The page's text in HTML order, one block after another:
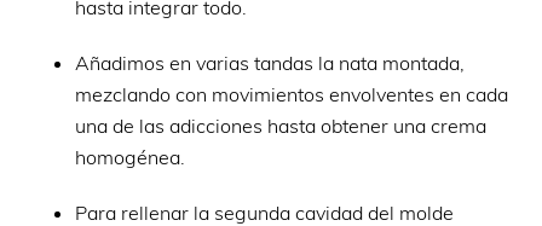
hasta integrar todo.
Añadimos en varias tandas la nata montada,
mezclando con movimientos envolventes en cada
una de las adicciones hasta obtener una crema
homogénea.
Para rellenar la segunda cavidad del molde